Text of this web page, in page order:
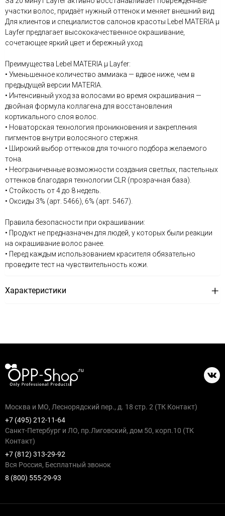
участки волос, придаёт нужный оттенок и меняет внешний вид.
Для клиентов и специалистов салонов красоты Lebel MATERIA μ
Layfer предлагает высококачественное окрашивание,
сочетающее яркий цвет и бережный уход.
Преимущества Lebel MATERIA μ Layfer:
• Уменьшенное количество аммиака — вдвое ниже, чем в
предыдущей версии MATERIA.
• Интенсивный уход за волосами во время окрашивания —
двойная формула коллагена для восстановления
кортикального слоя волос.
• Новаторская технология проникновения и закрепления
пигментов внутри волосяного стержня.
• Широкий выбор оттенков для точного подбора желаемого
тона.
• Неограниченные возможности создания светлых, пастельных
оттенков благодаря технологии CLR (прозрачная база).
• Стойкость от 4 до 8 недель.
• Оксиды 3% (арт. 5466), 6% (арт. 5467).
Правила безопасности при окрашивании:
• Продукт не предназначен для людей, у которых были реакции
на окрашивание волос ранее.
• Перед каждым использованием красителя обязательно
проведите тест на чувствительность кожи.
Характеристики
Москва и МО, Леснорядский пер., д. 18 стр. 2 (ТК Контакт)
+7 (495) 212-11-64
Санкт-Петербург и ЛО, пр.Лиговский, дом 50, корп.10 (ТК
Контакт)
+7 (812) 313-29-92
Вся Россия, Бесплатный звонок
8 (800) 555-29-93